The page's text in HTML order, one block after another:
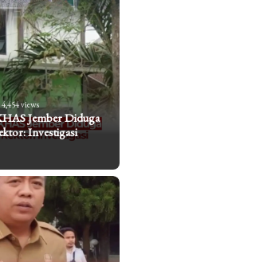
4,454 views
Jember Diduga
Investigasi